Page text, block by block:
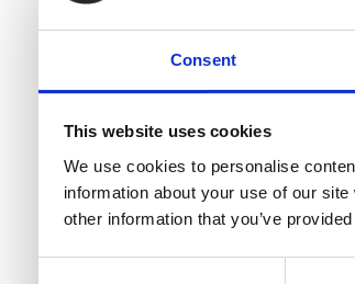
Consent
This website uses cookies
We use cookies to personalise
information about your use of our
other information that you’ve